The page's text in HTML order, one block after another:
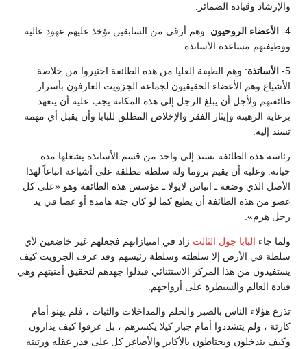
والإرشاد وقيادة الضمائر.
4- الأعضاء الروحيون: وهم أرقى من السابقين تؤخذ عليهم عهود عالية
ووظيفتهم مساعدة الأساتذة.
5- الأساتذة: وهم الطبقة العليا من هذه الطائفة اختيروا من خلاصة
الأشياع وهم الأعضاء الحقيقيون لجماعة الجزويت العارفون بأسرار
طائفتهم ولأجل أن يبلغ الرجل إلى هذه المكانة يجب عليه أن يتعهد
برعاية الرهبنة وإيثار الفقر والإخلاص المطلق للبابا وأن يقبل أي مهمة
تسند إليه.
رئاسة هذه الطائفة تسند إلى واحد من قسم الأساتذة يشغلها مدة
حياته. وعليه أن يقيم بروما وله سلطة مطلقة على أشياعه اتباعاً لهذا
الأصل الذي وضعه ـ انياس لايولا ـ مؤسس هذه الطائفة وهو «على كل
عضو من هذه الطائفة أن يطيع كما لو كان جثة هامدة أو عصا في يد
رجل هرم».
ولما جاء البابا جول الثالث زاد في امتيازاتهم فجعلهم غير خاضعين لأي
سلطة في الأرض إلا سلطته وسلطة رئيسهم وقد عرف الجزويت كيف
يستفيدون من هذا المركز الاستثنائي فبذلوا جهدهم لتحقيق أمنيتهم وهي
قيادة العالم والسيطرة على أرواحهم.
تذرع هؤلاء الناس بالصبر والحلم والمداخلات والثبات ، فلم يهنو أمام
كارثة ، ولم يتشددوا أمام جبار كيلا يكسرهم ، بل عرفوا كيف يدارون
وكيف يتدخلون ويحتاطون بالأكابر والأصاغر كل على قدر عقله ورتبته